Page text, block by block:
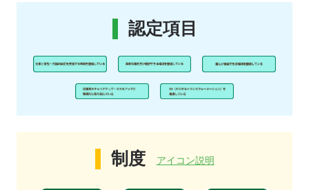
認定項目
制度 アイコン説明